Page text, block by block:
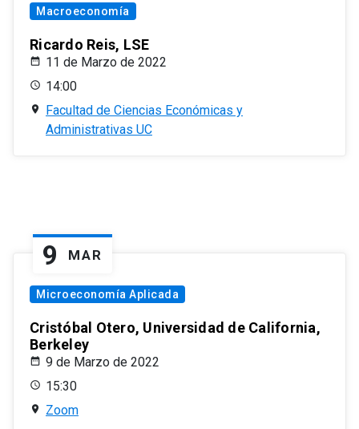
Macroeconomía
Ricardo Reis, LSE
11 de Marzo de 2022
14:00
Facultad de Ciencias Económicas y
Administrativas UC
9 MAR
Microeconomía Aplicada
Cristóbal Otero, Universidad de California,
Berkeley
9 de Marzo de 2022
15:30
Zoom